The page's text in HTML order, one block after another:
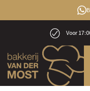
Voor
Home Chocolaterie Chocolade 150 gram